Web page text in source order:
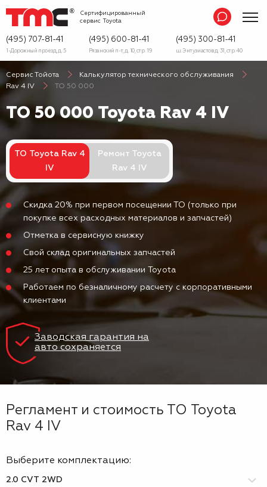
Сертифицированный
сервис Toyota
(495) 707-81-41
1-Дорожный проезд, д. 5
(495) 600-81-41
Рязанский п-т, д. 10, стр. 19
(495) 300-81-41
ш. Энтузиастов д. 31, стр. 40
Сервис Тойота
Калькулятор технического обслуживания
Rav 4 IV
ТО 50 000
ТО 50 000 Toyota Rav 4 IV
ТО Toyota Rav 4
IV
Ремонт Toyota
Rav 4 IV
Скидка 20% при первом посещении ТО (только при
покупке всех расходных материалов и запчастей)
Отметка в сервисную книжку
Свой склад оригинальных запчастей
25 лет опыта в обслуживании Toyota
Работаем по безналичному расчету с корпоративными
клиентами
Заводская гарантия на
авто сохраняется
Регламент и стоимость ТО Toyota
Rav 4 IV
Выберите комплектацию: